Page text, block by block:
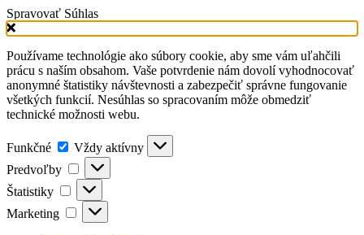
Spravovať Súhlas
Používame technológie ako súbory cookie, aby sme vám uľahčili
prácu s naším obsahom. Vaše potvrdenie nám dovolí vyhodnocovať
anonymné štatistiky návštevnosti a zabezpečiť správne fungovanie
všetkých funkcií. Nesúhlas so spracovaním môže obmedziť
technické možnosti webu.
Funkčné
Vždy aktívny
Predvoľby
Štatistiky
Marketing